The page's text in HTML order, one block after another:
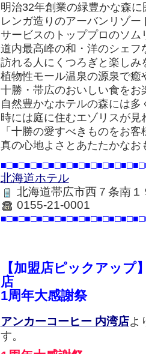
明治32年創業の緑豊かな森に
レンガ造りのアーバンリゾー
サービスのトッププロのソム
道内最高峰の和・洋のシェ
訪れる人にくつろぎと楽しみ
植物性モール温泉の源泉で癒
十勝・帯広のおいしい食をお
自然豊かなホテルの森には多
時には庭に住むエゾリスが見
「十勝の愛すべきものをお
真の心地よさとあたたかな
北海道ホテル
北海道帯広市西７条南１
0155-21-0001
【加盟店ピックアップ
店
1周年大感謝祭
アンカーコーヒー 内湾店よ
す。